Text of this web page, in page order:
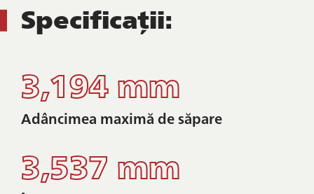
Specificații:
3,194 mm
Adâncimea maximă de săpare
3,537 mm